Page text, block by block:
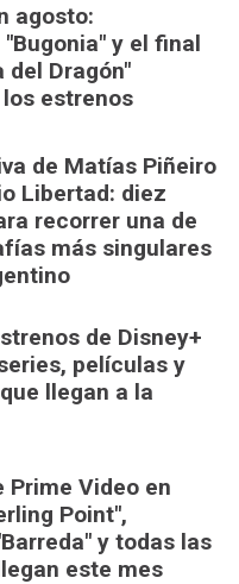
agosto:
y el final
del Dragón"
estrenos
de Matías Piñeiro
Libertad: diez
recorrer una de
más singulares
de Disney+
películas y
llegan a la
Prime Video en
Point",
y todas las
este mes